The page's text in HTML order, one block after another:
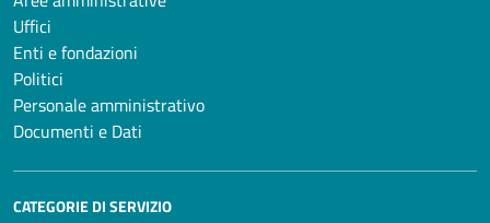
Uffici
Enti e fondazioni
Politici
Personale amministrativo
Documenti e Dati
CATEGORIE DI SERVIZIO